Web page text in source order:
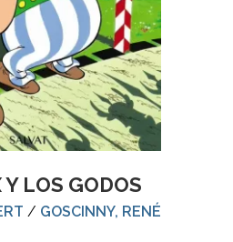
LOS GODOS
/ GOSCINNY, RENÉ